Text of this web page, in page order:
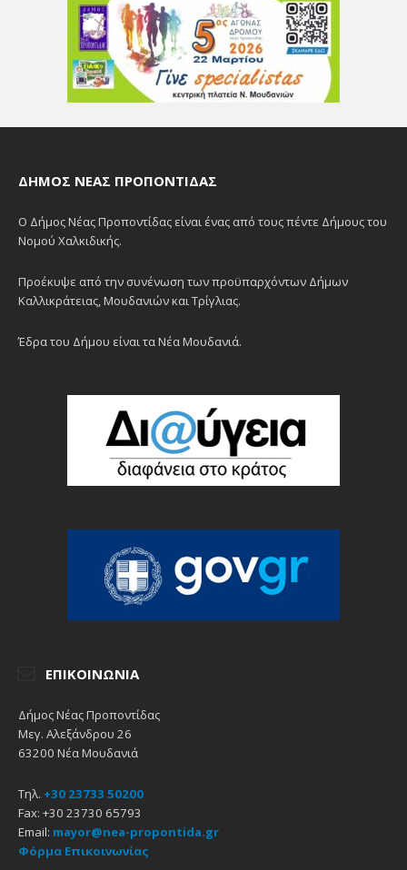
ΔΉΜΟΣ ΝΈΑΣ ΠΡΟΠΟΝΤΊΔΑΣ
Ο Δήμος Νέας Προποντίδας είναι ένας από τους πέντε Δήμους του
Νομού Χαλκιδικής.
Προέκυψε από την συνένωση των προϋπαρχόντων Δήμων
Καλλικράτειας, Μουδανιών και Τρίγλιας.
Έδρα του Δήμου είναι τα Νέα Μουδανιά.
ΕΠΙΚΟΙΝΩΝΊΑ
Δήμος Νέας Προποντίδας
Μεγ. Αλεξάνδρου 26
63200 Νέα Μουδανιά
Τηλ. +30 23733 50200
Fax: +30 23730 65793
Email: mayor@nea-propontida.gr
Φόρμα Επικοινωνίας